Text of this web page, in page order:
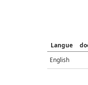
Langue
English